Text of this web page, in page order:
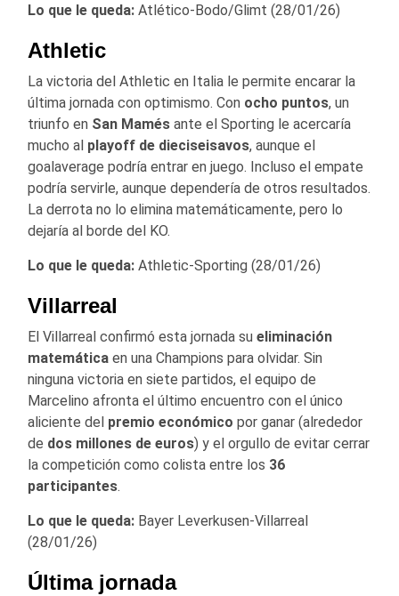
Lo que le queda: Atlético-Bodo/Glimt (28/01/26)
Athletic
La victoria del Athletic en Italia le permite encarar la
última jornada con optimismo. Con ocho puntos, un
triunfo en San Mamés ante el Sporting le acercaría
mucho al playoff de dieciseisavos, aunque el
goalaverage podría entrar en juego. Incluso el empate
podría servirle, aunque dependería de otros resultados.
La derrota no lo elimina matemáticamente, pero lo
dejaría al borde del KO.
Lo que le queda: Athletic-Sporting (28/01/26)
Villarreal
El Villarreal confirmó esta jornada su eliminación
matemática en una Champions para olvidar. Sin
ninguna victoria en siete partidos, el equipo de
Marcelino afronta el último encuentro con el único
aliciente del premio económico por ganar (alrededor
de dos millones de euros) y el orgullo de evitar cerrar
la competición como colista entre los 36
participantes.
Lo que le queda: Bayer Leverkusen-Villarreal
(28/01/26)
Última jornada